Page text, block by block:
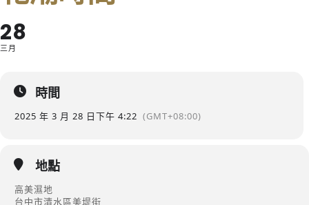
28
三月
時間
2025 年 3 月 28 日下午 4:22 (GMT+08:00)
地點
高美濕地
台中市清水區美堤街